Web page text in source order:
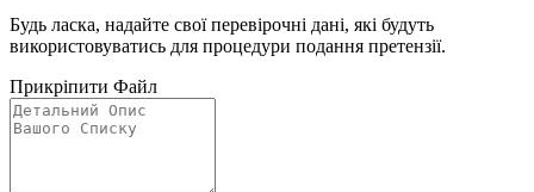
Будь ласка, надайте свої перевірочні дані, які будуть
використовуватись для процедури подання претензії.
Прикріпити Файл